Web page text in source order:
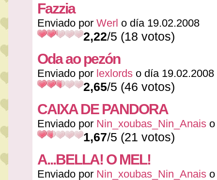
Fazzia
Enviado por Werl o día 19.02.2008
2,22/5 (18 votos)
Oda ao pezón
Enviado por lexlords o día 19.02.2008
2,65/5 (46 votos)
CAIXA DE PANDORA
Enviado por Nin_xoubas_Nin_Anais
1,67/5 (21 votos)
A...BELLA! O MEL!
Enviado por Nin_xoubas_Nin_Anais